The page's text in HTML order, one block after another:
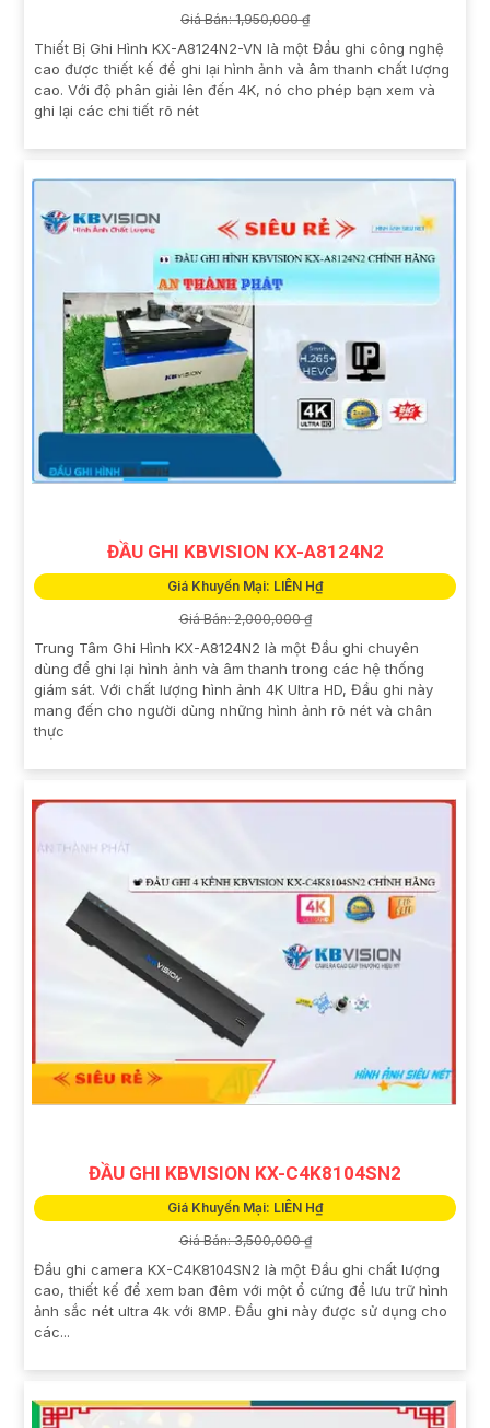
Giá Bán: 1,950,000 ₫
Thiết Bị Ghi Hình KX-A8124N2-VN là một Đầu ghi công nghệ
cao được thiết kế để ghi lại hình ảnh và âm thanh chất lượng
cao. Với độ phân giải lên đến 4K, nó cho phép bạn xem và
ghi lại các chi tiết rõ nét
ĐẦU GHI KBVISION KX-A8124N2
Giá Khuyến Mại: LIÊN H₫
Giá Bán: 2,000,000 ₫
Trung Tâm Ghi Hình KX-A8124N2 là một Đầu ghi chuyên
dùng để ghi lại hình ảnh và âm thanh trong các hệ thống
giám sát. Với chất lượng hình ảnh 4K Ultra HD, Đầu ghi này
mang đến cho người dùng những hình ảnh rõ nét và chân
thực
ĐẦU GHI KBVISION KX-C4K8104SN2
Giá Khuyến Mại: LIÊN H₫
Giá Bán: 3,500,000 ₫
Đầu ghi camera KX-C4K8104SN2 là một Đầu ghi chất lượng
cao, thiết kế để xem ban đêm với một ổ cứng để lưu trữ hình
ảnh sắc nét ultra 4k với 8MP. Đầu ghi này được sử dụng cho
các...